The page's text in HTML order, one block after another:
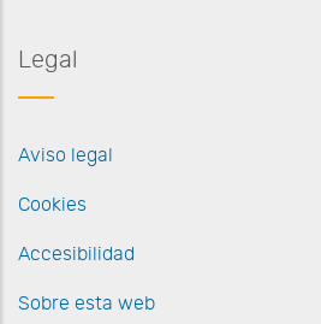
Legal
Aviso legal
Cookies
Accesibilidad
Sobre esta web